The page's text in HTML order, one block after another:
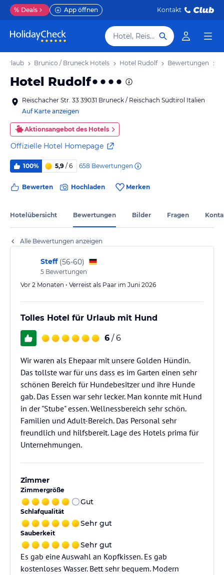
% Deals App öffnen Kontakt
Hotel, Reiseziel
Urlaub Brunico / Bruneck Hotels Hotel Rudolf Bewertungen
Hotel Rudolf
Reischacher Str. 33 39031 Bruneck / Reischach Südtirol Italien
Auf Karte anzeigen
Aktionsangebot des Hotels
Offizielle Hotel Homepage
100% 5,9 / 6 658 Bewertungen
Bewerten Hochladen Merken
Hotelübersicht Bewertungen Bilder Fragen
Alle Bewertungen anzeigen
Steff (56-60)
5 Bewertungen
Vor 2 Monaten • Verreist als Paar im Juni 2026
Tolles Hotel für Urlaub mit Hund
6 / 6
Wir waren als Ehepaar mit unsere Golden Hündin.
Das tollste war für uns dass es im Garten einen sehr
schönen Bereich für Hundebesitzer und ihre Hunde
gab. Das Essen war sehr lecker. Man konnte mit Hund
in der "Stube" essen. Wellnessbereich sehr schön.
Familien und Adult-Bereich. Das Personal sehr
freundlich und hilfsbereit. Lage des Hotels prima für
Unternehmungen.
Zimmer
Zimmergröße
Gut
Schlafqualität
Sehr gut
Sauberkeit
Sehr gut
Es gab eine Auswahl an Kopfkissen. Es gab
kostenloses Wasser. Bett sehr bequem. Modern